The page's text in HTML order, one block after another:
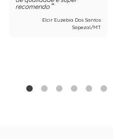
recomendo
Elcir Euzebia Dos Santos
Sapezal/MT